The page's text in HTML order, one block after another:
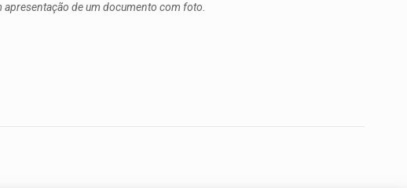
de um documento com foto.